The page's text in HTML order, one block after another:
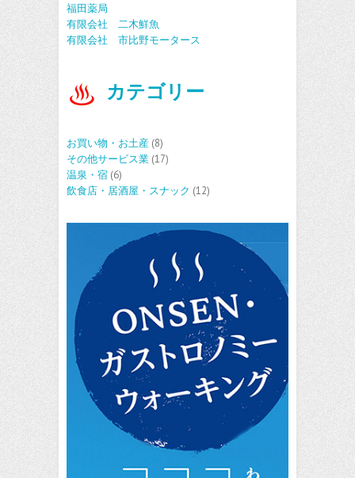
福田薬局
有限会社 二木鮮魚
有限会社 市比野モータース
カテゴリー
お買い物・お土産 (8)
その他サービス業 (17)
温泉・宿 (6)
飲食店・居酒屋・スナック (12)